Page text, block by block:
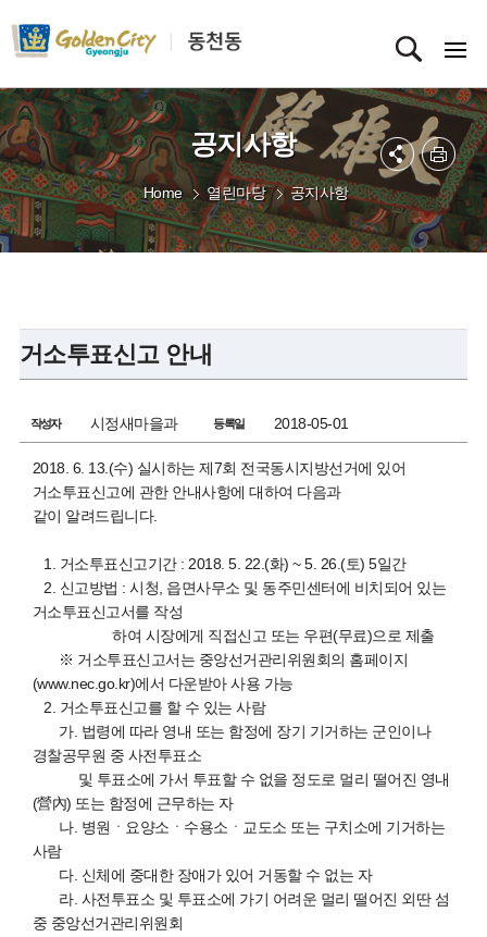
공지사항
Home 열린마당 공지사항
거소투표신고 안내
작성자 시정새마을과 등록일 2018-05-01
2018. 6. 13.(수) 실시하는 제7회 전국동시지방선거에 있어
거소투표신고에 관한 안내사항에 대하여 다음과
같이 알려드립니다.
1. 거소투표신고기간 : 2018. 5. 22.(화) ~ 5. 26.(토) 5일간
2. 신고방법 : 시청, 읍면사무소 및 동주민센터에 비치되어 있는
거소투표신고서를 작성
하여 시장에게 직접신고 또는 우편(무료)으로 제출
※ 거소투표신고서는 중앙선거관리위원회의 홈페이지
(www.nec.go.kr)에서 다운받아 사용 가능
2. 거소투표신고를 할 수 있는 사람
가. 법령에 따라 영내 또는 함정에 장기 기거하는 군인이나
경찰공무원 중 사전투표소
및 투표소에 가서 투표할 수 없을 정도로 멀리 떨어진 영내
(營內) 또는 함정에 근무하는 자
나. 병원ㆍ요양소ㆍ수용소ㆍ교도소 또는 구치소에 기거하는
사람
다. 신체에 중대한 장애가 있어 거동할 수 없는 자
라. 사전투표소 및 투표소에 가기 어려운 멀리 떨어진 외딴 섬
중 중앙선거관리위원회